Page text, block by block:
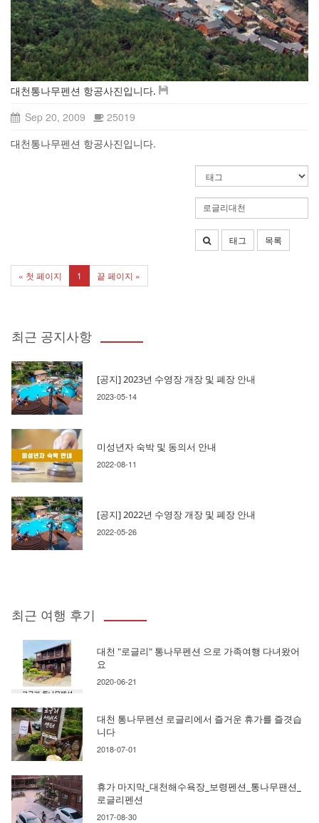
대천통나무펜션 항공사진입니다.
Sep 20, 2009
25019
대천통나무펜션 항공사진입니다.
태그 목록
« 첫 페이지 1 끝 페이지 »
최근 공지사항
[공지] 2023년 수영장 개장 및 폐장 안내
2023-05-14
미성년자 숙박 및 동의서 안내
2022-08-11
[공지] 2022년 수영장 개장 및 폐장 안내
2022-05-26
최근 여행 후기
대천 "로글리" 통나무펜션 으로 가족여행 다녀왔어
요
2020-06-21
대천 통나무펜션 로글리에서 즐거운 휴가를 즐겻습
니다
2018-07-01
휴가 마지막_대천해수욕장_보령펜션_통나무팬션_
로글리펜션
2017-08-30